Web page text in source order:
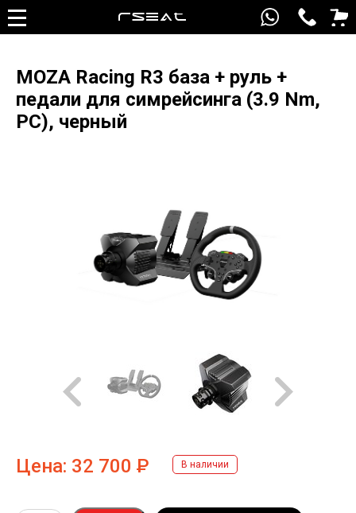
MOZA Racing R3 база + руль +
педали для симрейсинга (3.9 Nm,
PC), черный
Цена: 32 700 Р В наличии